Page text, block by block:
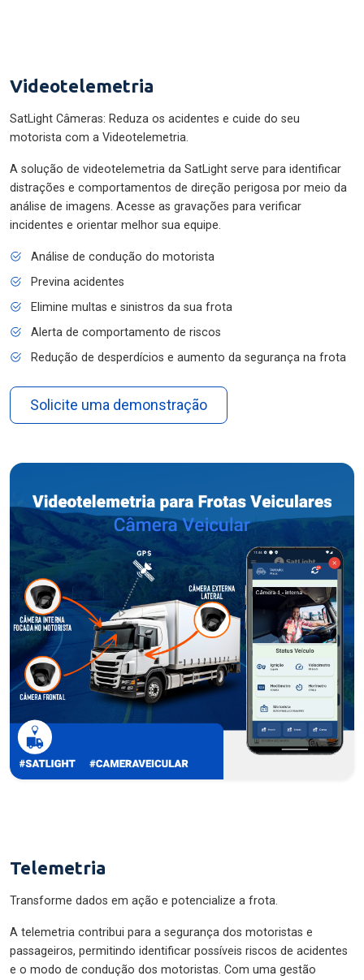
Videotelemetria
SatLight Câmeras: Reduza os acidentes e cuide do seu
motorista com a Videotelemetria.
A solução de videotelemetria da SatLight serve para identificar
distrações e comportamentos de direção perigosa por meio da
análise de imagens. Acesse as gravações para verificar
incidentes e orientar melhor sua equipe.
Análise de condução do motorista
Previna acidentes
Elimine multas e sinistros da sua frota
Alerta de comportamento de riscos
Redução de desperdícios e aumento da segurança na frota
Solicite uma demonstração
Telemetria
Transforme dados em ação e potencialize a frota.
A telemetria contribui para a segurança dos motoristas e
passageiros, permitindo identificar possíveis riscos de acidentes
e o modo de condução dos motoristas. Com uma gestão